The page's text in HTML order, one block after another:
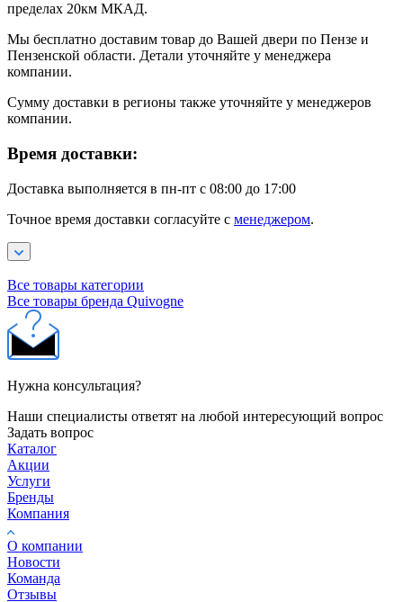
пределах 20км МКАД.
Мы бесплатно доставим товар до Вашей двери по Пензе и
Пензенской области. Детали уточняйте у менеджера
компании.
Сумму доставки в регионы также уточняйте у менеджеров
компании.
Время доставки:
Доставка выполняется в пн-пт с 08:00 до 17:00
Точное время доставки согласуйте с менеджером.
Все товары категории
Все товары бренда Quivogne
Нужна консультация?
Наши специалисты ответят на любой интересующий вопрос
Задать вопрос
Каталог
Акции
Услуги
Бренды
Компания
О компании
Новости
Команда
Отзывы